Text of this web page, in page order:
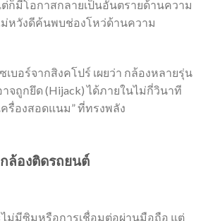
มีโอกาสกลายเป็นอันตรายด้านความ
ม่หวังดีค้นพบช่องโหว่ด้านความ
บอร์จากสิงคโปร์ เผยว่า กล้องหลายรุ่น
จถูกยึด (Hijack) ได้ภายในไม่กี่วินาที
รื่องสอดแนม” ที่ทรงพลัง
ล้องติดรถยนต์
ม่มีซิมหรือการเชื่อมต่อผ่านมือถือ แต่